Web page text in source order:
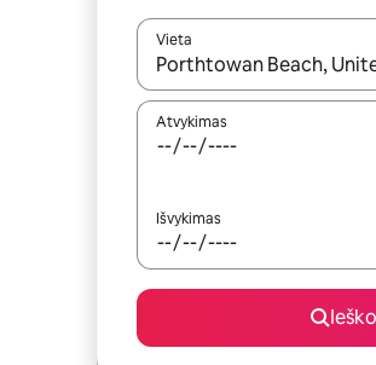
Vieta
Kai pasirodys paieškos
Atvykimas
Išvykimas